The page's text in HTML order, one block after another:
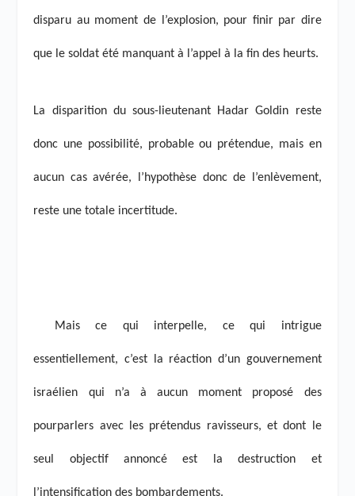
disparu au moment de l’explosion, pour finir par dire
que le soldat été manquant à l’appel à la fin des heurts.
La disparition du sous-lieutenant Hadar Goldin reste
donc une possibilité, probable ou prétendue, mais en
aucun cas avérée, l’hypothèse donc de l’enlèvement,
reste une totale incertitude.
Mais ce qui interpelle, ce qui intrigue
essentiellement, c’est la réaction d’un gouvernement
israélien qui n’a à aucun moment proposé des
pourparlers avec les prétendus ravisseurs, et dont le
seul objectif annoncé est la destruction et
l’intensification des bombardements.